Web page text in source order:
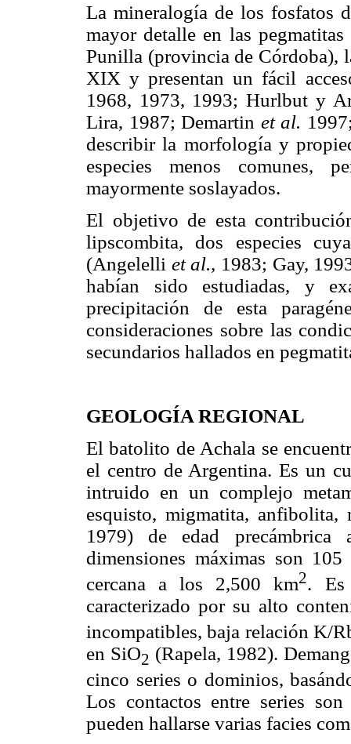
La mineralogía de los fosfatos
mayor detalle en las
Punilla (provincia de Córdoba),
XIX y presentan un fácil
1968, 1973, 1993; Hurlbut y
Lira, 1987; Demartin et al.
describir la morfología y
especies menos comunes,
mayormente soslayados.
El objetivo de esta
lipscombita, dos especies
(Angelelli et al., 1983; Gay,
habían sido estudiadas, y
precipitación de esta
consideraciones sobre las
secundarios hallados en
GEOLOGÍA REGIONAL
El batolito de Achala se
el centro de Argentina. Es un
intruido en un complejo
esquisto, migmatita,
1979) de edad
dimensiones máximas son
cercana a los 2,500 km2. Es
caracterizado por su alto
incompatibles, baja relación K/
en SiO2 (Rapela, 1982).
cinco series o dominios,
Los contactos entre series
pueden hallarse varias facies